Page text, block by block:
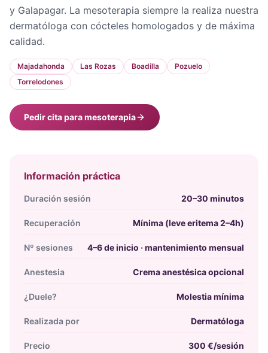
y Galapagar. La mesoterapia siempre la realiza nuestra
dermatóloga con cócteles homologados y de máxima
calidad.
Majadahonda Las Rozas Boadilla
Pozuelo
Torrelodones
Pedir cita para mesoterapia
Información práctica
Duración sesión 20–30 minutos
Recuperación Mínima (leve eritema 2–4h)
Nº sesiones 4–6 de inicio · mantenimiento mensual
Anestesia Crema anestésica opcional
¿Duele? Molestia mínima
Realizada por Dermatóloga
Precio 300 €/sesión